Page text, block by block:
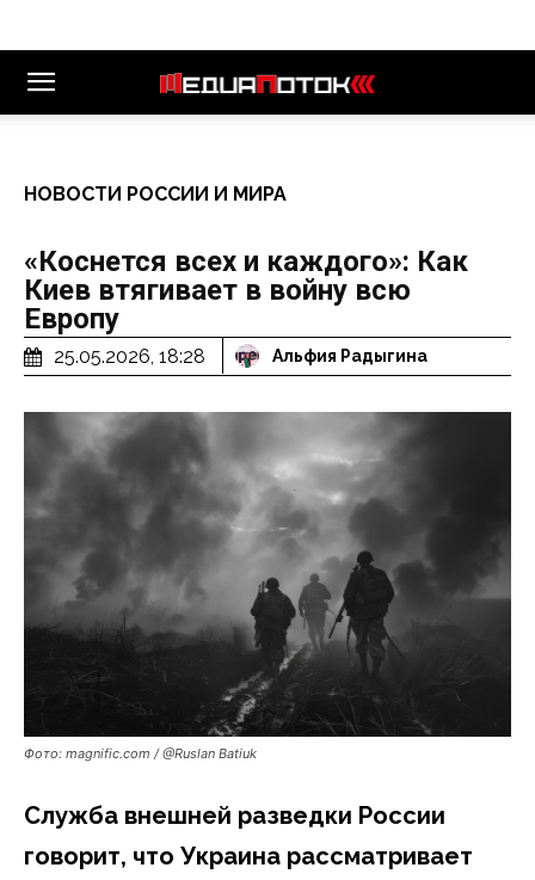
НОВОСТИ РОССИИ И МИРА
«Коснется всех и каждого»: Как
Киев втягивает в войну всю
Европу
25.05.2026, 18:28 Альфия Радыгина
Фото: magnific.com / @Ruslan Batiuk
Служба внешней разведки России
говорит, что Украина рассматривает